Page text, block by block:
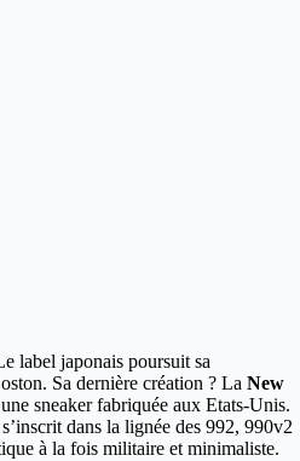
label japonais poursuit sa
Sa dernière création ? La New
sneaker fabriquée aux Etats-Unis.
dans la lignée des 992, 990v2
à la fois militaire et minimaliste.